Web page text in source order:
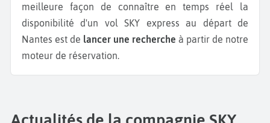
meilleure façon de connaître en temps réel la
disponibilité d'un vol SKY express au départ de
Nantes est de lancer une recherche à partir de notre
moteur de réservation.